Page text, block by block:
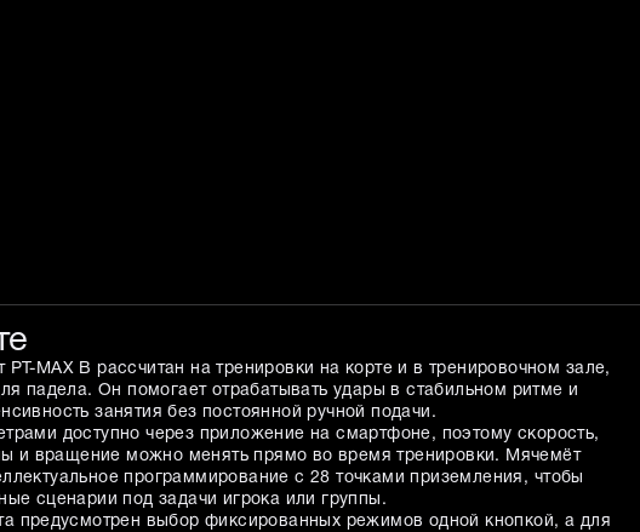
MAX B рассчитан на тренировки на корте и в тренировочном зале,
падела. Он помогает отрабатывать удары в стабильном ритме и
занятия без постоянной ручной подачи.
доступно через приложение на смартфоне, поэтому скорость,
и вращение можно менять прямо во время тренировки. Мячемёт
программирование с 28 точками приземления, чтобы
сценарии под задачи игрока или группы.
предусмотрен выбор фиксированных режимов одной кнопкой, а для